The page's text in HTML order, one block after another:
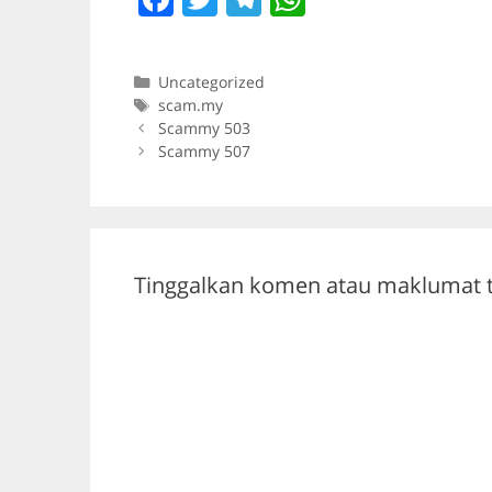
c
e
b
itt
er
e
gr
Categories
Uncategorized
Tags
scam.my
Scammy 503
Scammy 507
Tinggalkan komen atau maklumat